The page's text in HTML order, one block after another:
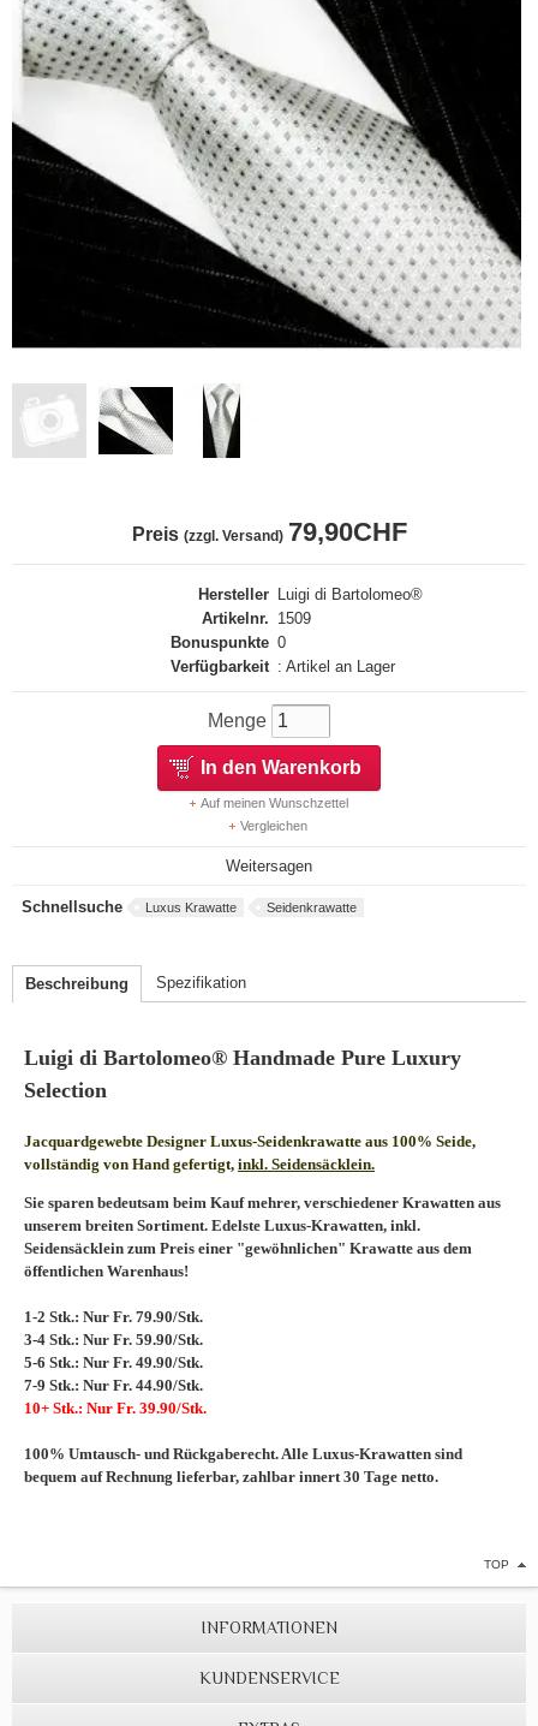
Preis (zzgl. Versand) 79,90CHF
Hersteller Luigi di Bartolomeo®
Artikelnr. 1509
Bonuspunkte 0
Verfügbarkeit : Artikel an Lager
Menge
In den Warenkorb
Auf meinen Wunschzettel
Vergleichen
Weitersagen
Schnellsuche Luxus Krawatte Seidenkrawatte
Beschreibung Spezifikation
Luigi di Bartolomeo® Handmade Pure Luxury
Selection
Jacquardgewebte Designer Luxus-Seidenkrawatte aus 100% Seide,
vollständig von Hand gefertigt, inkl. Seidensäcklein.
Sie sparen bedeutsam beim Kauf mehrer, verschiedener Krawatten aus
unserem breiten Sortiment. Edelste Luxus-Krawatten, inkl.
Seidensäcklein zum Preis einer "gewöhnlichen" Krawatte aus dem
öffentlichen Warenhaus!
1-2 Stk.: Nur Fr. 79.90/Stk.
3-4 Stk.: Nur Fr. 59.90/Stk.
5-6 Stk.: Nur Fr. 49.90/Stk.
7-9 Stk.: Nur Fr. 44.90/Stk.
10+ Stk.: Nur Fr. 39.90/Stk.
100% Umtausch- und Rückgaberecht. Alle Luxus-Krawatten sind
bequem auf Rechnung lieferbar, zahlbar innert 30 Tage netto.
TOP
INFORMATIONEN
KUNDENSERVICE